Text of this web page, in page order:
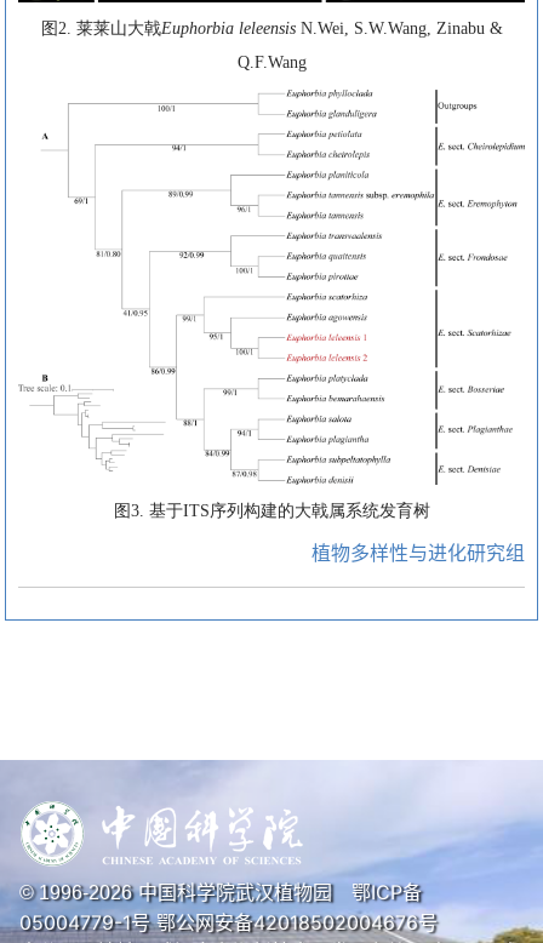
图2. 莱莱山大戟Euphorbia leleensisN.Wei, S.W.Wang, Zinabu &
Q.F.Wang
图3. 基于ITS序列构建的大戟属系统发育树
植物多样性与进化研究组
© 1996-2026中国科学院武汉植物园 鄂ICP备
05004779-1号鄂公网安备42018502004676号